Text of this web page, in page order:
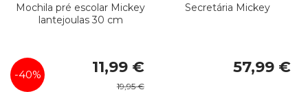
Mochila pré escolar Mickey
lantejoulas 30 cm
-40%
Special
Price
11,99 €
19,95 €
Secretária Mickey
57,99 €